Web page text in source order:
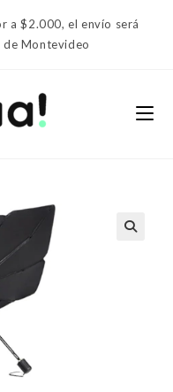
a $2.000, el envío será
Montevideo